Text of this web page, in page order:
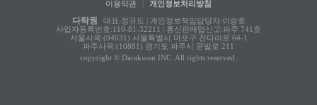
이용약관 개인정보처리방침
다락원
대표:정규도 | 개인정보책임담당자:이승호
사업자등록번호:110-81-32211 | 통신판매업신고:파주 741호
서울사옥:(04031) 서울특별시 마포구 잔다리로 64-1
파주사옥:(10881) 경기도 파주시 문발로 211
copyright © Darakwon INC. All rights reserved.